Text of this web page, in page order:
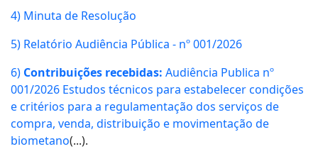
4) Minuta de Resolução
5) Relatório Audiência Pública - nº 001/2026
6) Contribuições recebidas: Audiência Publica nº
001/2026 Estudos técnicos para estabelecer condições
e critérios para a regulamentação dos serviços de
compra, venda, distribuição e movimentação de
biometano(...).